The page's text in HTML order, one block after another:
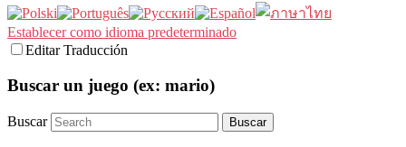
Establecer como idioma predeterminado
Editar Traducción
Buscar un juego (ex: mario)
Buscar